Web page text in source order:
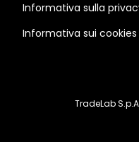
Informativa sulla
Informativa sui cookies
TradeLab